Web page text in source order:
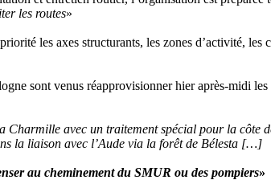
les routes»
les axes structurants, les zones d’activité,
sont venus réapprovisionner hier après-midi
Charmille avec un traitement spécial pour la
la liaison avec l’Aude via la forêt de Bélesta […]
au cheminement du SMUR ou des pompiers»